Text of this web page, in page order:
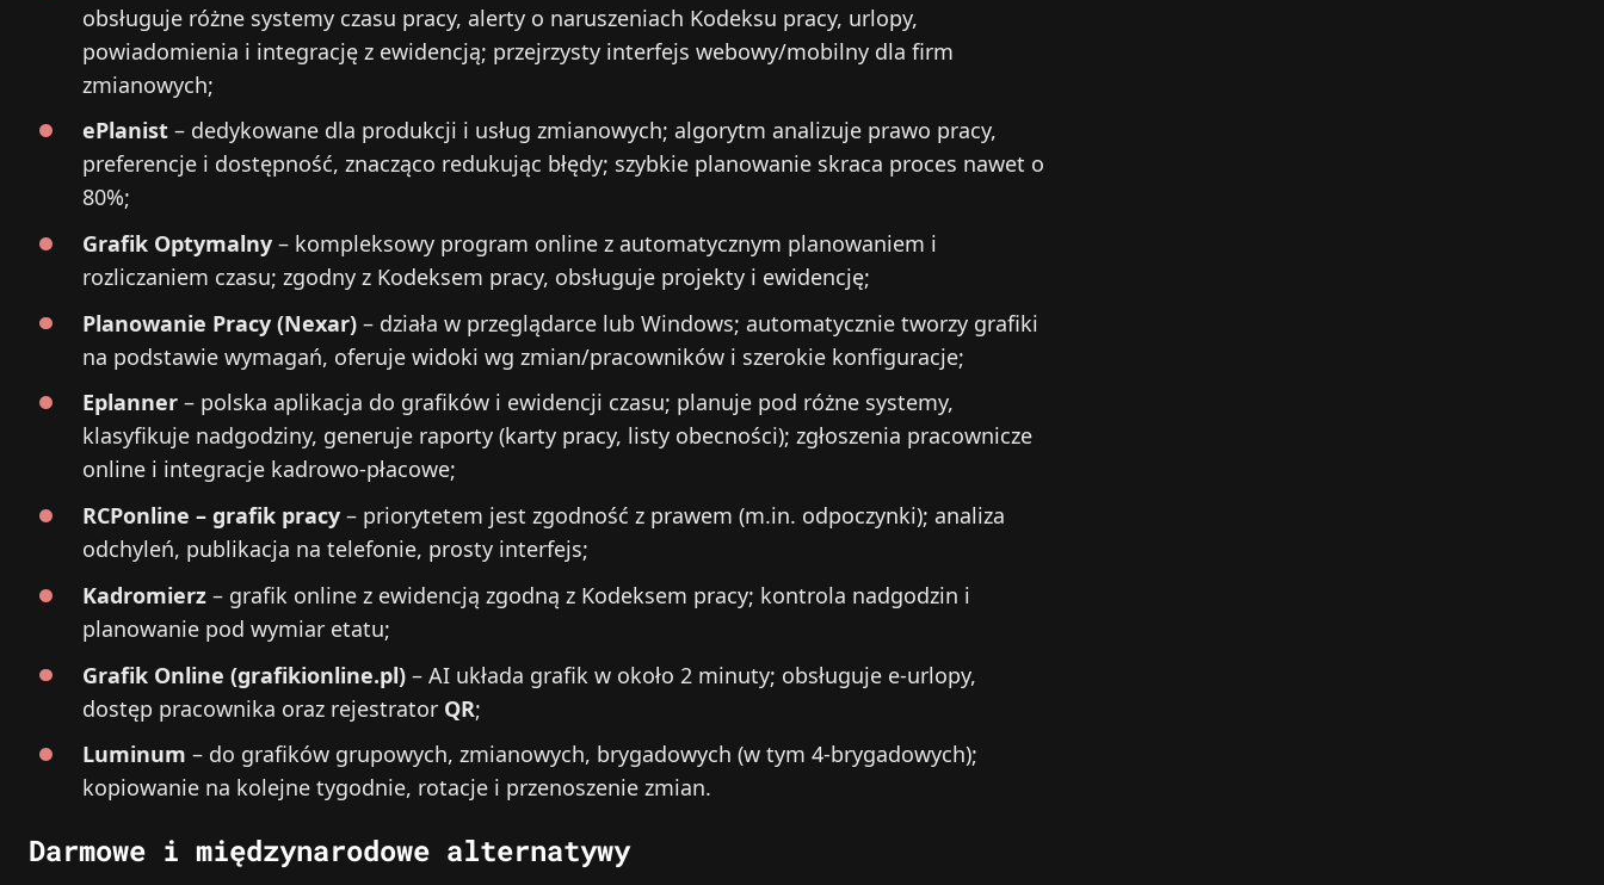
obsługuje różne systemy czasu pracy, alerty o naruszeniach Kodeksu pracy, urlopy,
powiadomienia i integrację z ewidencją; przejrzysty interfejs webowy/mobilny dla firm
zmianowych;
ePlanist – dedykowane dla produkcji i usług zmianowych; algorytm analizuje prawo pracy,
preferencje i dostępność, znacząco redukując błędy; szybkie planowanie skraca proces nawet o
80%;
Grafik Optymalny – kompleksowy program online z automatycznym planowaniem i
rozliczaniem czasu; zgodny z Kodeksem pracy, obsługuje projekty i ewidencję;
Planowanie Pracy (Nexar) – działa w przeglądarce lub Windows; automatycznie tworzy grafiki
na podstawie wymagań, oferuje widoki wg zmian/pracowników i szerokie konfiguracje;
Eplanner – polska aplikacja do grafików i ewidencji czasu; planuje pod różne systemy,
klasyfikuje nadgodziny, generuje raporty (karty pracy, listy obecności); zgłoszenia pracownicze
online i integracje kadrowo‑płacowe;
RCPonline – grafik pracy – priorytetem jest zgodność z prawem (m.in. odpoczynki); analiza
odchyleń, publikacja na telefonie, prosty interfejs;
Kadromierz – grafik online z ewidencją zgodną z Kodeksem pracy; kontrola nadgodzin i
planowanie pod wymiar etatu;
Grafik Online (grafikionline.pl) – AI układa grafik w około 2 minuty; obsługuje e‑urlopy,
dostęp pracownika oraz rejestrator QR;
Luminum – do grafików grupowych, zmianowych, brygadowych (w tym 4‑brygadowych);
kopiowanie na kolejne tygodnie, rotacje i przenoszenie zmian.
Darmowe i międzynarodowe alternatywy